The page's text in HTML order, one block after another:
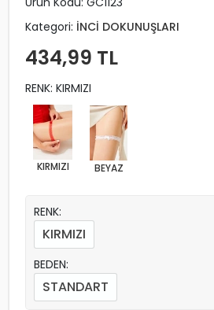
Kategori:
İNCİ DOKUNUŞLARI
434,99 TL
RENK:
KIRMIZI
BEDEN:
STANDART